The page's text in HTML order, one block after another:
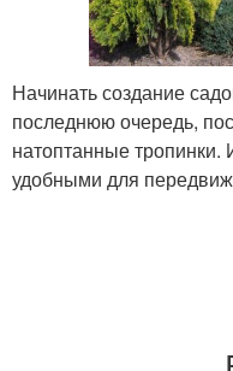
Начинать создание
последнюю очередь,
натоптанные
удобными для